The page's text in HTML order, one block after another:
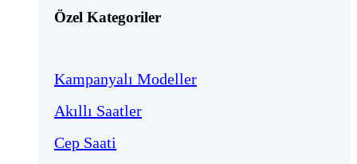
Özel Kategoriler
Kampanyalı Modeller
Akıllı Saatler
Cep Saati